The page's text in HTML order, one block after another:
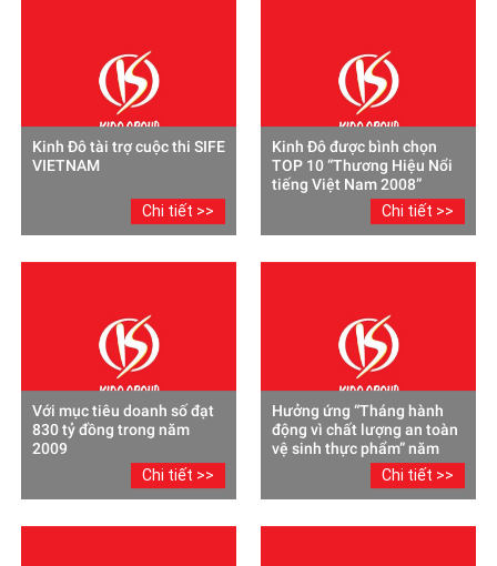
Kinh Đô tài trợ cuộc thi SIFE
VIETNAM
Chi tiết >>
Kinh Đô được bình chọn
TOP 10 “Thương Hiệu Nổi
tiếng Việt Nam 2008”
Chi tiết >>
Với mục tiêu doanh số đạt
830 tỷ đồng trong năm
2009
Chi tiết >>
Hưởng ứng “Tháng hành
động vì chất lượng an toàn
vệ sinh thực phẩm” năm
Chi tiết >>